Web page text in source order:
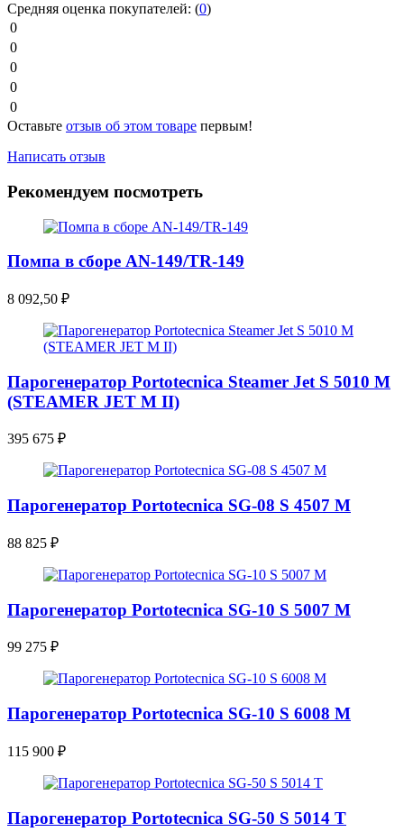
Средняя оценка покупателей: (0)
0
0
0
0
0
Оставьте отзыв об этом товаре первым!
Написать отзыв
Рекомендуем посмотреть
Помпа в сборе AN-149/TR-149
8 092,50 ₽
Парогенератор Portotecnica Steamer Jet S 5010 M
(STEAMER JET M II)
395 675 ₽
Парогенератор Portotecnica SG-08 S 4507 M
88 825 ₽
Парогенератор Portotecnica SG-10 S 5007 M
99 275 ₽
Парогенератор Portotecnica SG-10 S 6008 M
115 900 ₽
Парогенератор Portotecnica SG-50 S 5014 T